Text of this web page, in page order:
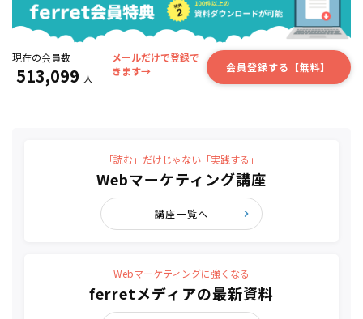
現在の会員数
513,099 人
メールだけで登録で
きます→
会員登録する【無料】
「読む」だけじゃない「実践する」
Webマーケティング講座
講座一覧へ
Webマーケティングに強くなる
ferretメディアの最新資料